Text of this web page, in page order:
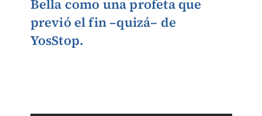
Bella como una profeta que
previó el fin –quizá– de
YosStop.